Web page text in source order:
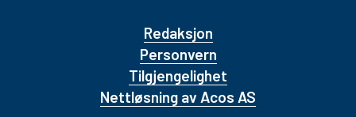
Redaksjon
Personvern
Tilgjengelighet
Nettløsning av Acos AS